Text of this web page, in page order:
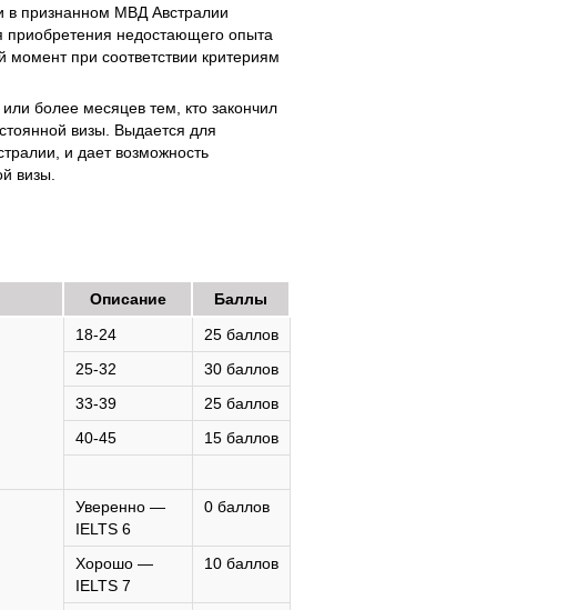
в признанном МВД Австралии
недостающего опыта
момент при соответствии критериям
более месяцев тем, кто закончил
визы. Выдается для
и дает возможность
визы.
Описание
Баллы
18-24
25 баллов
25-32
30 баллов
33-39
25 баллов
40-45
15 баллов
Уверенно —
IELTS 6
0 баллов
Хорошо —
IELTS 7
10 баллов